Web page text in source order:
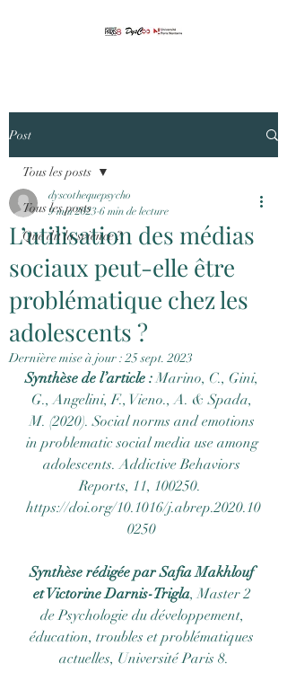
Post
Tous les posts
Que dit la science ?
Tous les posts
L’utilisation des médias
sociaux peut-elle être
problématique chez les
adolescents ?
dyscothequepsycho
9 mai 2023 6 min de lecture
Dernière mise à jour :25 sept. 2023
Synthèse de l’article : Marino, C., Gini,
G., Angelini, F., Vieno., A. & Spada,
M. (2020). Social norms and emotions
in problematic social media use among
adolescents. Addictive Behaviors
Reports, 11, 100250.
https://doi.org/10.1016/j.abrep.2020.10
0250
Synthèse rédigée par Safia Makhlouf
et Victorine Darnis-Trigla, Master 2
de Psychologie du développement,
éducation, troubles et problématiques
actuelles, Université Paris 8.